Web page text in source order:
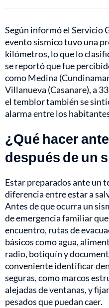
Según informó el Servicio
evento sísmico tuvo una
kilómetros, lo que lo
se reportó que fue
como Medina
Villanueva (Casanare), a
el temblor también se
alarma entre los
¿Qué hacer
después de un
Estar preparados ante un
diferencia entre estar a
Antes de que ocurra un
de emergencia familiar
encuentro, rutas de
básicos como agua,
radio, botiquín y
conveniente identificar
seguras, como marcos
alejadas de ventanas, y
pesados que puedan caer.